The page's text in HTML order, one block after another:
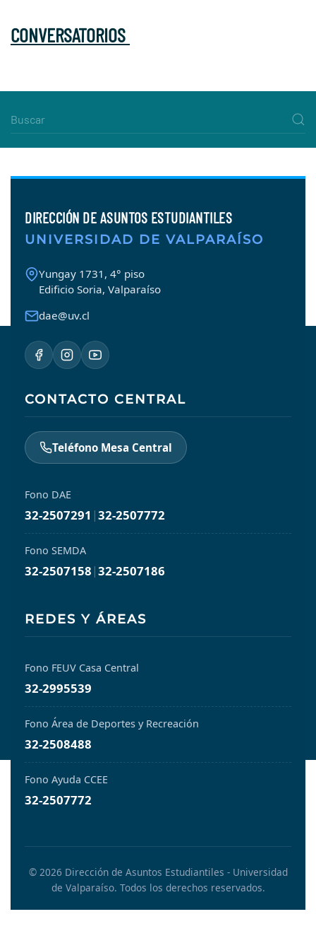
CONVERSATORIOS
DIRECCIÓN DE ASUNTOS ESTUDIANTILES
UNIVERSIDAD DE VALPARAÍSO
Yungay 1731, 4° piso
Edificio Soria, Valparaíso
dae@uv.cl
CONTACTO CENTRAL
Teléfono Mesa Central
Fono DAE
32-2507291 |32-2507772
Fono SEMDA
32-2507158 |32-2507186
REDES Y ÁREAS
Fono FEUV Casa Central
32-2995539
Fono Área de Deportes y Recreación
32-2508488
Fono Ayuda CCEE
32-2507772
© 2026 Dirección de Asuntos Estudiantiles - Universidad
de Valparaíso. Todos los derechos reservados.